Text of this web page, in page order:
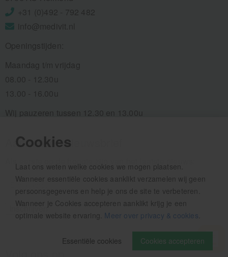
Cookies
Laat ons weten welke cookies we mogen plaatsen.
Wanneer essentiële cookies aanklikt verzamelen wij geen
persoonsgegevens en help je ons de site te verbeteren.
Wanneer je Cookies accepteren aanklikt krijg je een
optimale website ervaring. Meer over privacy & cookies
Cookies accepteren
Essentiële cookies
Aanmelden nieuwsbrief
Als eerste op de hoogte zijn van het laatste nieuws: